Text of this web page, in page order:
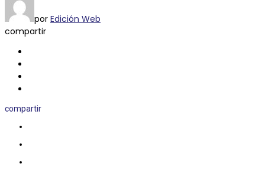
por Edición Web
compartir
compartir